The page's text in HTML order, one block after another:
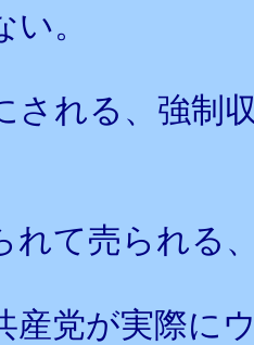
。
される、強制
れて売られる
産党が実際に